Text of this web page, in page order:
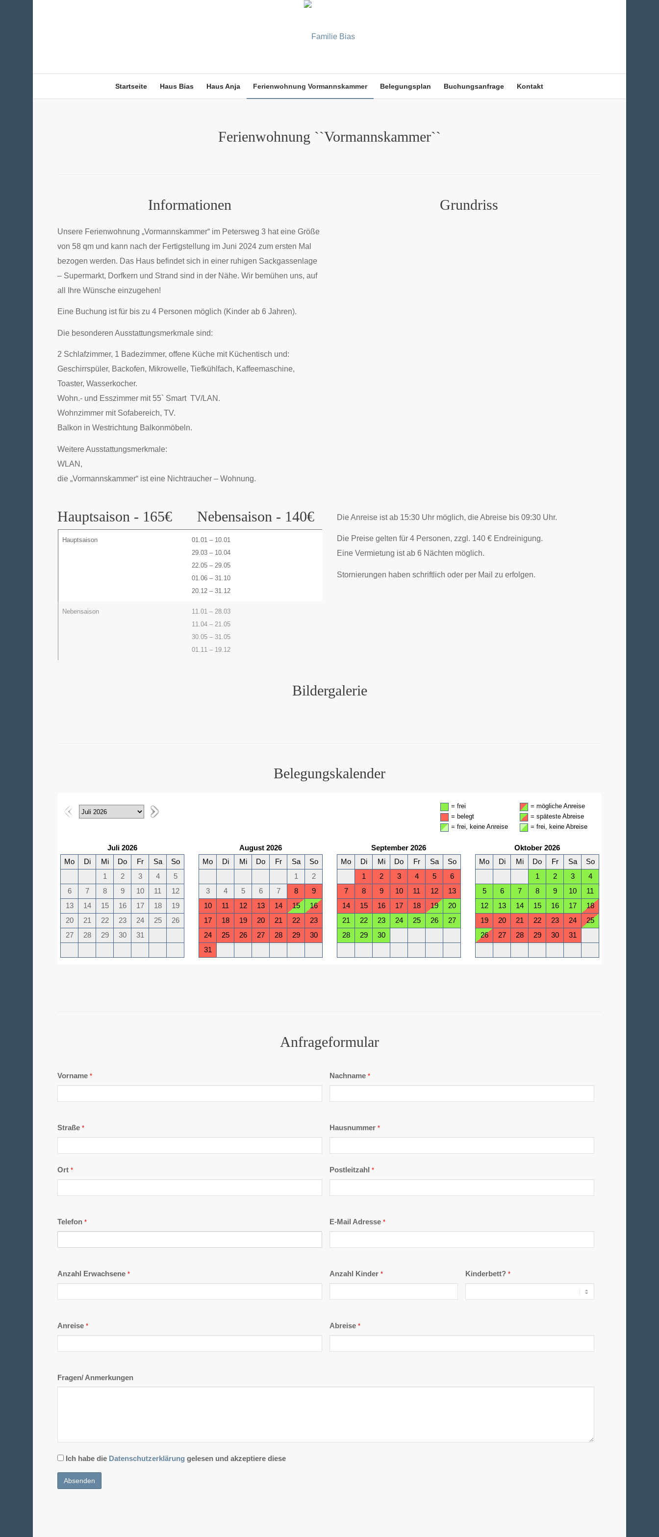
Startseite Haus Bias Haus Anja Ferienwohnung Vormannskammer Belegungsplan Buchungsanfrage Kontakt
Ferienwohnung ``Vormannskammer``
Informationen
Unsere Ferienwohnung „Vormannskammer“ im Petersweg 3 hat eine Größe
von 58 qm und kann nach der Fertigstellung im Juni 2024 zum ersten Mal
bezogen werden. Das Haus befindet sich in einer ruhigen Sackgassenlage
– Supermarkt, Dorfkern und Strand sind in der Nähe. Wir bemühen uns, auf
all Ihre Wünsche einzugehen!
Eine Buchung ist für bis zu 4 Personen möglich (Kinder ab 6 Jahren).
Die besonderen Ausstattungsmerkmale sind:
2 Schlafzimmer, 1 Badezimmer, offene Küche mit Küchentisch und:
Geschirrspüler, Backofen, Mikrowelle, Tiefkühlfach, Kaffeemaschine,
Toaster, Wasserkocher.
Wohn.- und Esszimmer mit 55` Smart TV/LAN.
Wohnzimmer mit Sofabereich, TV.
Balkon in Westrichtung Balkonmöbeln.
Weitere Ausstattungsmerkmale:
WLAN,
die „Vormannskammer“ ist eine Nichtraucher – Wohnung.
Grundriss
Hauptsaison - 165€ Nebensaison - 140€
Hauptsaison
01.01 – 10.01
29.03 – 10.04
22.05 – 29.05
01.06 – 31.10
20.12 – 31.12
Nebensaison
11.01 – 28.03
11.04 – 21.05
30.05 – 31.05
01.11 – 19.12
Die Anreise ist ab 15:30 Uhr möglich, die Abreise bis 09:30 Uhr.
Die Preise gelten für 4 Personen, zzgl. 140 € Endreinigung.
Eine Vermietung ist ab 6 Nächten möglich.
Stornierungen haben schriftlich oder per Mail zu erfolgen.
Bildergalerie
Belegungskalender
Anfrageformular
Vorname* Nachname *
Straße*
Ort*
Hausnummer *
Postleitzahl *
Telefon* E-Mail Adresse *
Anzahl Erwachsene* Anzahl Kinder * Kinderbett?*
Anreise* Abreise *
Fragen/ Anmerkungen
Datenschutz
Ich habe die Datenschutzerklärung gelesen und akzeptiere diese